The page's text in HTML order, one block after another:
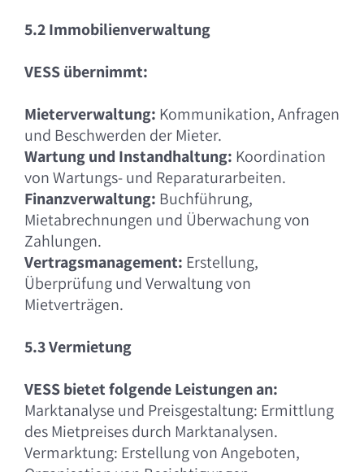
5.2 Immobilienverwaltung
VESS übernimmt:
Mieterverwaltung: Kommunikation, Anfragen
und Beschwerden der Mieter.
Wartung und Instandhaltung: Koordination
von Wartungs- und Reparaturarbeiten.
Finanzverwaltung: Buchführung,
Mietabrechnungen und Überwachung von
Zahlungen.
Vertragsmanagement: Erstellung,
Überprüfung und Verwaltung von
Mietverträgen.
5.3 Vermietung
VESS bietet folgende Leistungen an:
Marktanalyse und Preisgestaltung: Ermittlung
des Mietpreises durch Marktanalysen.
Vermarktung: Erstellung von Angeboten,